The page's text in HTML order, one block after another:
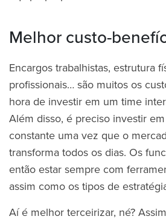
Melhor custo-
Encargos trabalhistas, estrutura
profissionais… são muitos os
hora de investir em um time
Além disso, é preciso investir
constante uma vez que o
transforma todos os dias. Os
então estar sempre com
assim como os tipos de
Aí é melhor terceirizar, né?